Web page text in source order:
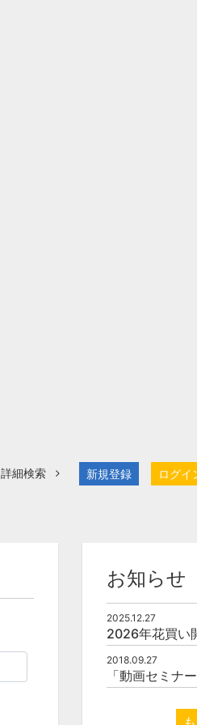
詳細検索 新規登録 ログイ
お知らせ
2025.12.27
2026年花買い
2018.09.27